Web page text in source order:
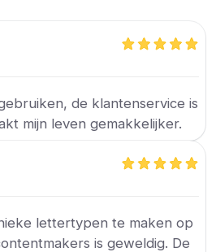
de klantenservice is
mijn leven gemakkelijker.
lettertypen te maken op
is geweldig. De